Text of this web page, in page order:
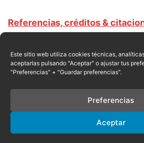
Este sitio web utiliza cookies técnicas,
aceptarlas pulsando "Aceptar" o ajustar tus
"Preferencias" + "Guardar preferencias".
Aceptar
Preferencias
Referencias, créditos &
de redacción profesional.
blogs. Escrito por:Elizabeth
Obtenido en fecha 08, 2026,
https://cursosonlineweb.com/
Privacidad|Referencias|